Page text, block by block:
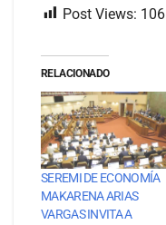
Post Views: 106
RELACIONADO
SEREMI DE ECONOMÍA
MAKARENA ARIAS
VARGAS INVITA A